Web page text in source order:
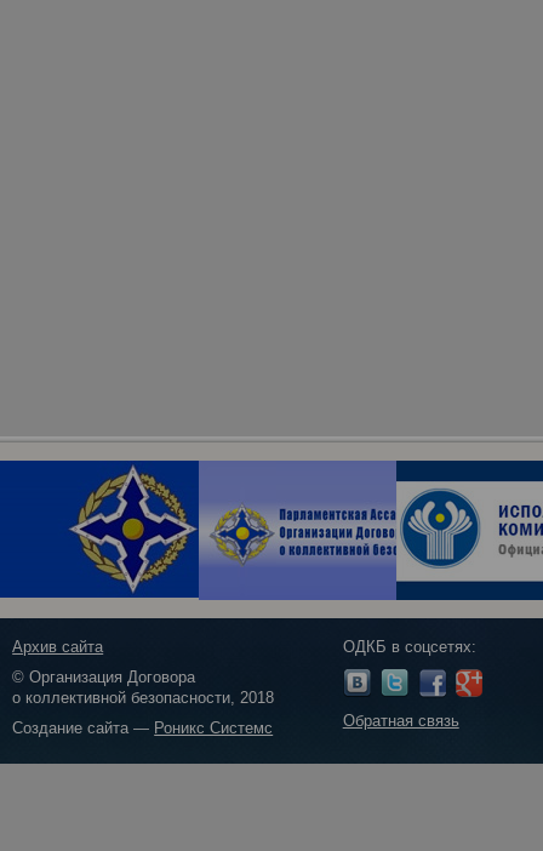
Архив сайта
© Организация Договора
о коллективной безопасности, 2018
Создание сайта — Роникс Системс
ОДКБ в соцсетях:
Обратная связь